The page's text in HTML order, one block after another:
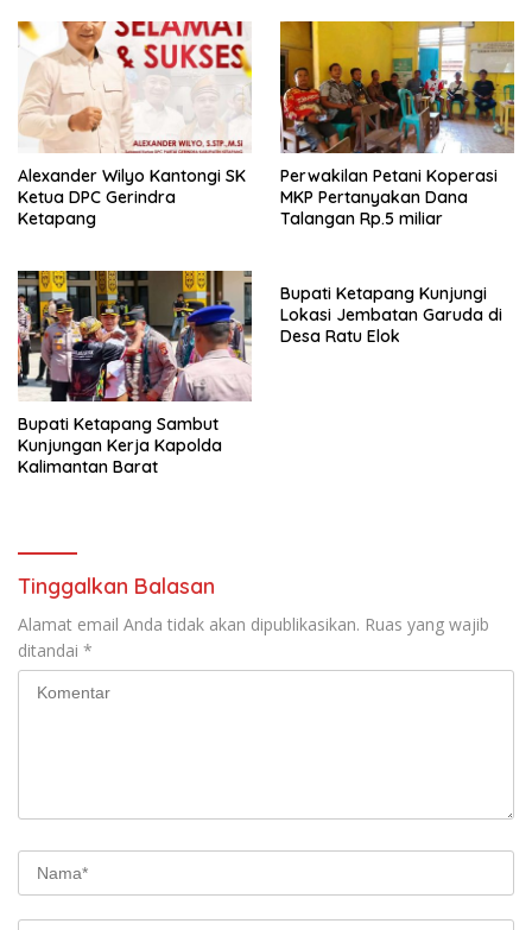
Alexander Wilyo Kantongi SK
Ketua DPC Gerindra
Ketapang
Perwakilan Petani Koperasi
MKP Pertanyakan Dana
Talangan Rp.5 miliar
Bupati Ketapang Sambut
Kunjungan Kerja Kapolda
Kalimantan Barat
Bupati Ketapang Kunjungi
Lokasi Jembatan Garuda di
Desa Ratu Elok
Tinggalkan Balasan
Alamat email Anda tidak akan dipublikasikan. Ruas yang wajib
ditandai *